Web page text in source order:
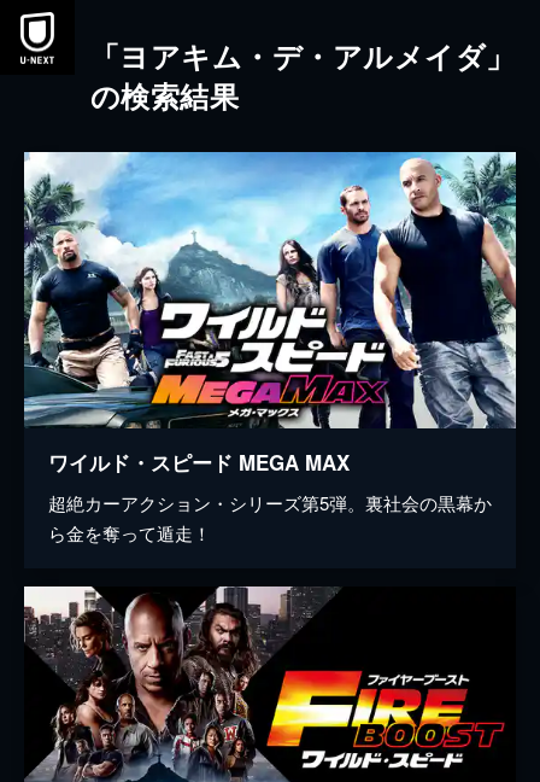
本文へスキップ
「ヨアキム・デ・アルメイダ」
の検索結果
ワイルド・スピード MEGA MAX
超絶カーアクション・シリーズ第5弾。裏社会の黒幕か
ら金を奪って遁走！